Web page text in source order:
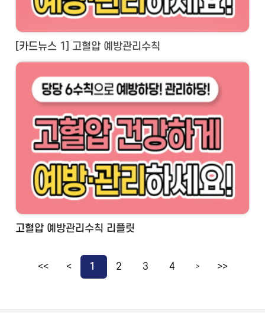
[카드뉴스 1] 고혈압 예방관리수칙
고혈압 예방관리수칙 리플릿
<< < 1 2 3 4 > >>